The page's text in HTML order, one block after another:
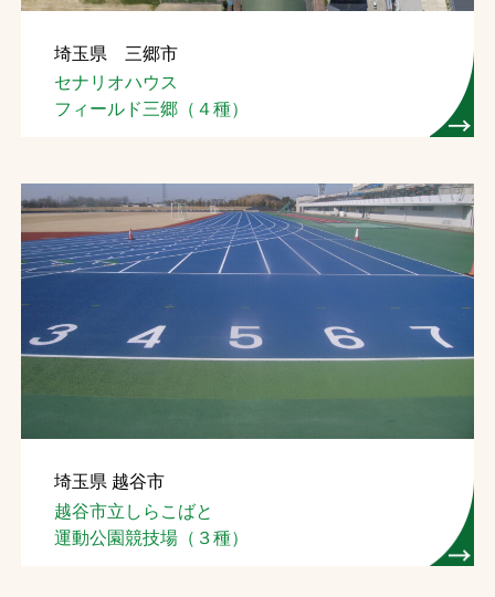
埼玉県 三郷市
セナリオハウス
フィールド三郷（４種）
埼玉県 越谷市
越谷市立しらこばと
運動公園競技場（３種）